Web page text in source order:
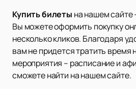
Купить билеты на нашем сайте
Вы можете оформить покупку
несколько кликов. Благодаря
вам не придется тратить время
мероприятия – расписание и
сможете найти на нашем сайте.